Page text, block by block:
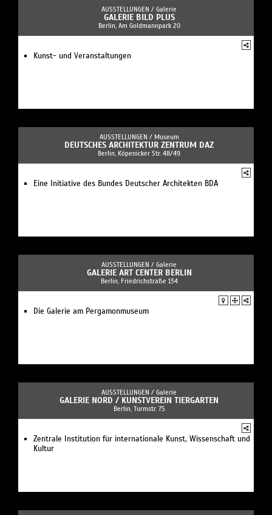
AUSSTELLUNGEN / Galerie
GALERIE BILD PLUS
Berlin, Am Goldmannpark 20
Kunst- und Veranstaltungen
AUSSTELLUNGEN / Museum
DEUTSCHES ARCHITEKTUR ZENTRUM DAZ
Berlin, Köpenicker Str. 48/49
Eine Initiative des Bundes Deutscher Architekten BDA
AUSSTELLUNGEN / Galerie
GALERIE ART CENTER BERLIN
Berlin, Friedrichstraße 134
Die Galerie am Pergamonmuseum
AUSSTELLUNGEN / Galerie
GALERIE NORD / KUNSTVEREIN TIERGARTEN
Berlin, Turmstr. 75
Zentrale Institution für internationale Kunst, Wissenschaft und
Kultur